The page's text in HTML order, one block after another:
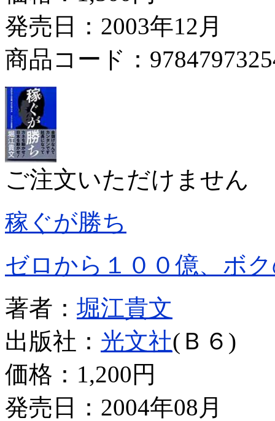
発売日：2003年12月
商品コード：
ご注文いただけません
稼ぐが勝ち
ゼロから１００億、ボ
著者： 堀江貴文
出版社： 光文社(Ｂ６)
価格： 1,200円
発売日：2004年08月